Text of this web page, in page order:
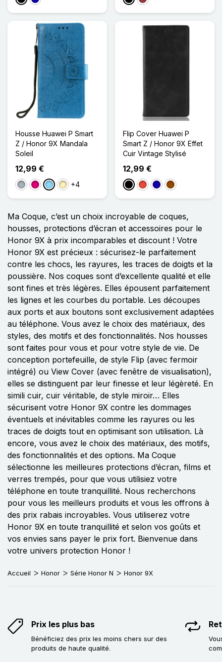
Housse Huawei P Smart
Z / Honor 9X Mandala
Soleil
12,99 €
Gris MagentaBleu Clair
Doré+4
Flip Cover Huawei P
Smart Z / Honor 9X Effet
Cuir Vintage Stylisé
12,99 €
NoirRougeBleu Foncé
Marron
Ma Coque, c’est un choix incroyable de coques,
housses, protections d’écran et accessoires pour le
Honor 9X à prix incomparables et discount ! Votre
Honor 9X est précieux : sécurisez-le parfaitement
contre les chocs, les rayures, les traces de doigts et la
poussière. Nos coques sont d’excellente qualité et elle
sont fines et très légères. Elles épousent parfaitement
les lignes et les courbes du portable. Les découpes
aux ports et aux boutons sont exclusivement adaptées
au téléphone. Vous avez le choix des matériaux, des
styles, des motifs et des fonctionnalités. Nos housses
sont faites pour vous et pour votre style de vie. De
conception portefeuille, de style Flip (avec fermoir
intégré) ou View Cover (avec fenêtre de visualisation),
elles se distinguent par leur finesse et leur légèreté. En
simili cuir, cuir véritable, de style miroir… Elles
sécurisent votre Honor 9X contre les dommages
éventuels et inévitables comme les rayures ou les
traces de doigts tout en optimisant son utilisation. Là
encore, vous avez le choix des matériaux, des motifs,
des fonctionnalités et des options. Ma Coque
sélectionne les meilleures protections d’écran, films et
verres trempés, pour que vous utilisiez votre
téléphone en toute tranquillité. Nous recherchons
pour vous les meilleurs produits et vous les offrons à
des prix rabais incroyables. Vous utiliserez votre
Honor 9X en toute tranquillité et selon vos goûts et
vos envies sans payer le prix fort. Bienvenue dans
votre univers protection Honor !
Accueil Honor Série Honor N Honor 9X
Prix les plus bas
Bénéficiez des prix les moins chers sur des
produits de haute qualité.